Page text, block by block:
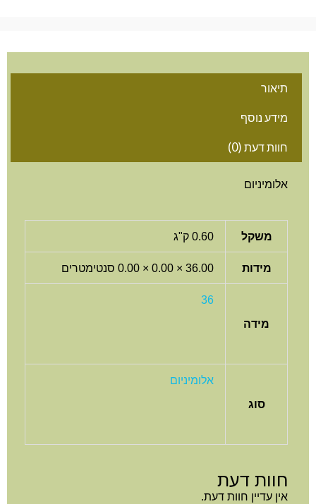
תיאור
מידע נוסף
חוות דעת (0)
אלומיניום
משקל 0.60 ק"ג
מידות 36.00 × 0.00 × 0.00 סנטימטרים
מידה
36
סוג
אלומיניום
חוות דעת
אין עדיין חוות דעת.